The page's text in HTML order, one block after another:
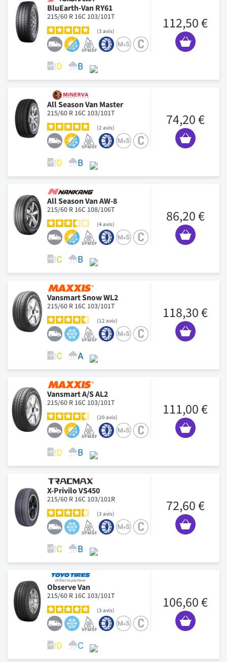
BluEarth-Van RY61
215/60 R 16C 103/101T
3 avis 112,50 €
All Season Van Master
215/60 R 16C 103/101T
2 avis 74,20 €
All Season Van AW-8
215/60 R 16C 108/106T
4avis 86,20 €
Vansmart Snow WL2
215/60 R 16C 103/101T
12 avis 118,30 €
Vansmart A/S AL2
215/60 R 16C 103/101T
20avis 111,00 €
X-Privilo VS450
215/60 R 16C 103/101R
3 avis 72,60 €
Observe Van
215/60 R 16C 103/101T
3 avis 106,60 €